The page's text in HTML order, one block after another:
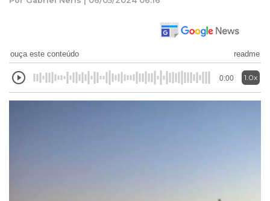
ouça este conteúdo readme
0:00 1.0x